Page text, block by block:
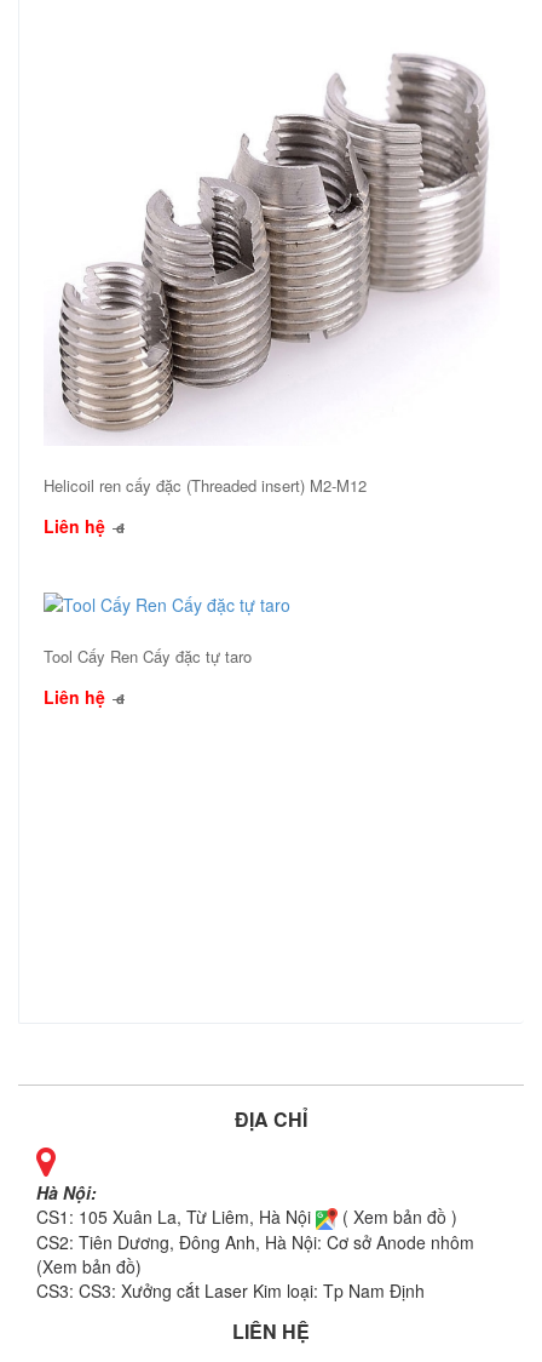
Helicoil ren cấy đặc (Threaded insert) M2-M12
Liên hệ đ
Tool Cấy Ren Cấy đặc tự taro
Liên hệ đ
ĐỊA CHỈ
Hà Nội:
CS1: 105 Xuân La, Từ Liêm, Hà Nội
( Xem bản đồ )
CS2: Tiên Dương, Đông Anh, Hà Nội: Cơ sở Anode nhôm
(Xem bản đồ)
CS3: CS3: Xưởng cắt Laser Kim loại: Tp Nam Định
LIÊN HỆ